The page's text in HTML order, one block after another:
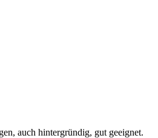
auch hintergründig, gut geeignet.